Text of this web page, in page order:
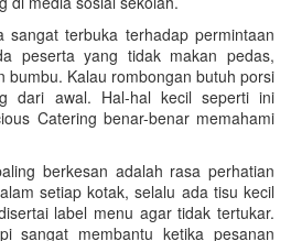
sangat terbuka terhadap permintaan
peserta yang tidak makan pedas,
bumbu. Kalau rombongan butuh porsi
dari awal. Hal-hal kecil seperti ini
Catering benar-benar memahami
berkesan adalah rasa perhatian
setiap kotak, selalu ada tisu kecil
label menu agar tidak tertukar.
sangat membantu ketika pesanan